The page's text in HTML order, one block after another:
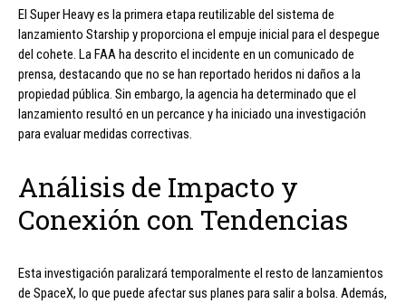
El Super Heavy es la primera etapa reutilizable del sistema de
lanzamiento Starship y proporciona el empuje inicial para el despegue
del cohete. La FAA ha descrito el incidente en un comunicado de
prensa, destacando que no se han reportado heridos ni daños a la
propiedad pública. Sin embargo, la agencia ha determinado que el
lanzamiento resultó en un percance y ha iniciado una investigación
para evaluar medidas correctivas.
Análisis de Impacto y
Conexión con Tendencias
Esta investigación paralizará temporalmente el resto de lanzamientos
de SpaceX, lo que puede afectar sus planes para salir a bolsa. Además,